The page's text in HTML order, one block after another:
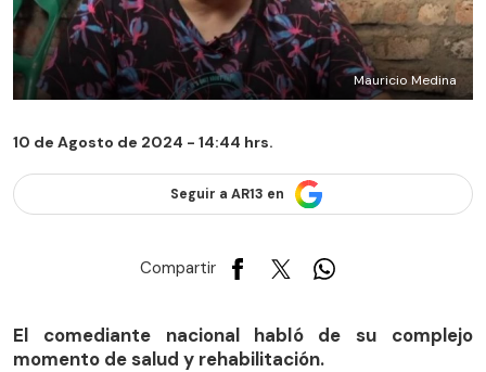
Mauricio Medina
10 de Agosto de 2024 - 14:44 hrs.
Seguir a AR13 en
Compartir
El comediante nacional habló de su complejo
momento de salud y rehabilitación.